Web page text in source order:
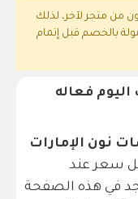
من متجر لآخر، لذلك
بالخصم قبل إتمام
فعاله
نون الإمارات
سعر عند
في هذه الصفحة